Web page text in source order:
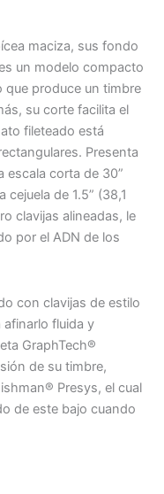
maciza, sus fondo
un modelo compacto
que produce un timbre
su corte facilita el
fileteado está
Presenta
escala corta de 30”
de 1.5” (38,1
clavijas alineadas, le
por el ADN de los
con clavijas de estilo
fluida y
GraphTech®
de su timbre,
Presys, el cual
de este bajo cuando